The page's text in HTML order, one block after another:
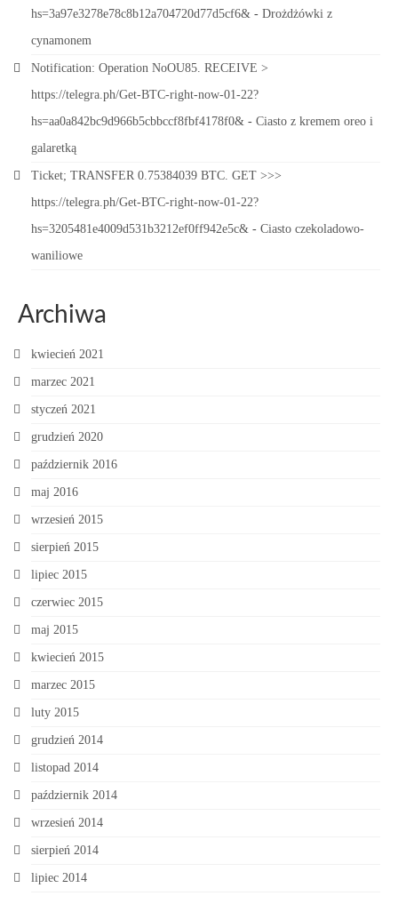
hs=3a97e3278e78c8b12a704720d77d5cf6& - Drożdżówki z
cynamonem
Notification: Operation NoOU85. RECEIVE >
https://telegra.ph/Get-BTC-right-now-01-22?
hs=aa0a842bc9d966b5cbbccf8fbf4178f0& - Ciasto z kremem oreo i
galaretką
Ticket; TRANSFER 0.75384039 BTC. GET >>>
https://telegra.ph/Get-BTC-right-now-01-22?
hs=3205481e4009d531b3212ef0ff942e5c& - Ciasto czekoladowo-
waniliowe
Archiwa
kwiecień 2021
marzec 2021
styczeń 2021
grudzień 2020
październik 2016
maj 2016
wrzesień 2015
sierpień 2015
lipiec 2015
czerwiec 2015
maj 2015
kwiecień 2015
marzec 2015
luty 2015
grudzień 2014
listopad 2014
październik 2014
wrzesień 2014
sierpień 2014
lipiec 2014